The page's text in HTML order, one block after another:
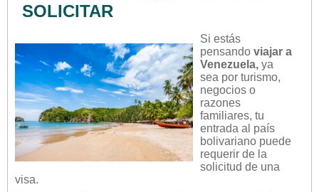
SOLICITAR
Si estás
pensando viajar a
Venezuela, ya
sea por turismo,
negocios o
razones
familiares, tu
entrada al país
bolivariano puede
requerir de la
solicitud de una
visa.